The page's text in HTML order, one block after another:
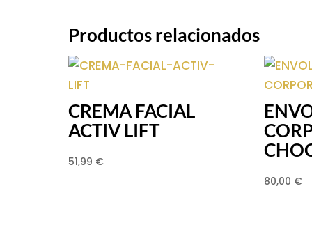
Productos relacionados
CREMA FACIAL
ACTIV LIFT
51,99 €
80,00 €